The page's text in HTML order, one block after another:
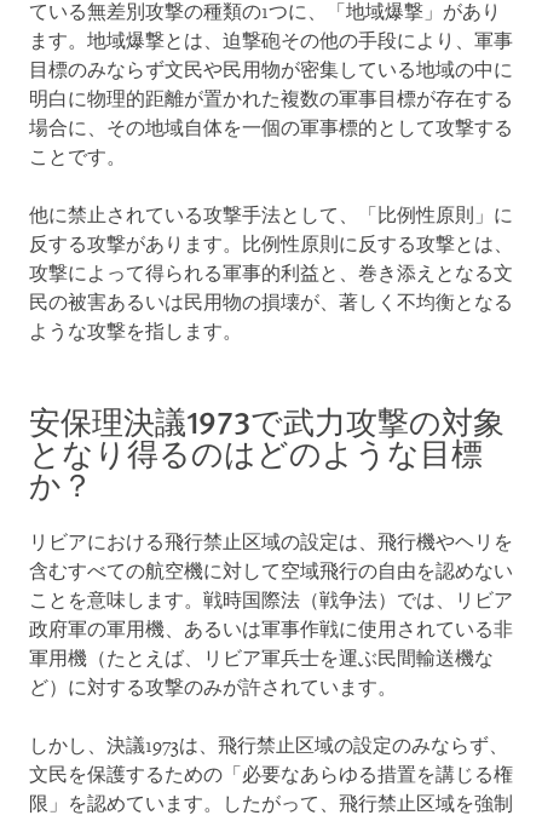
ている無差別攻撃の種類の1つに、「地域爆撃」があり
ます。地域爆撃とは、迫撃砲その他の手段により、軍事
目標のみならず文民や民用物が密集している地域の中に
明白に物理的距離が置かれた複数の軍事目標が存在する
場合に、その地域自体を一個の軍事標的として攻撃する
ことです。
他に禁止されている攻撃手法として、「比例性原則」に
反する攻撃があります。比例性原則に反する攻撃とは、
攻撃によって得られる軍事的利益と、巻き添えとなる文
民の被害あるいは民用物の損壊が、著しく不均衡となる
ような攻撃を指します。
安保理決議1973で武力攻撃の対象
となり得るのはどのような目標
か？
リビアにおける飛行禁止区域の設定は、飛行機やヘリを
含むすべての航空機に対して空域飛行の自由を認めない
ことを意味します。戦時国際法（戦争法）では、リビア
政府軍の軍用機、あるいは軍事作戦に使用されている非
軍用機（たとえば、リビア軍兵士を運ぶ民間輸送機な
ど）に対する攻撃のみが許されています。
しかし、決議1973は、飛行禁止区域の設定のみならず、
文民を保護するための「必要なあらゆる措置を講じる権
限」を認めています。したがって、飛行禁止区域を強制